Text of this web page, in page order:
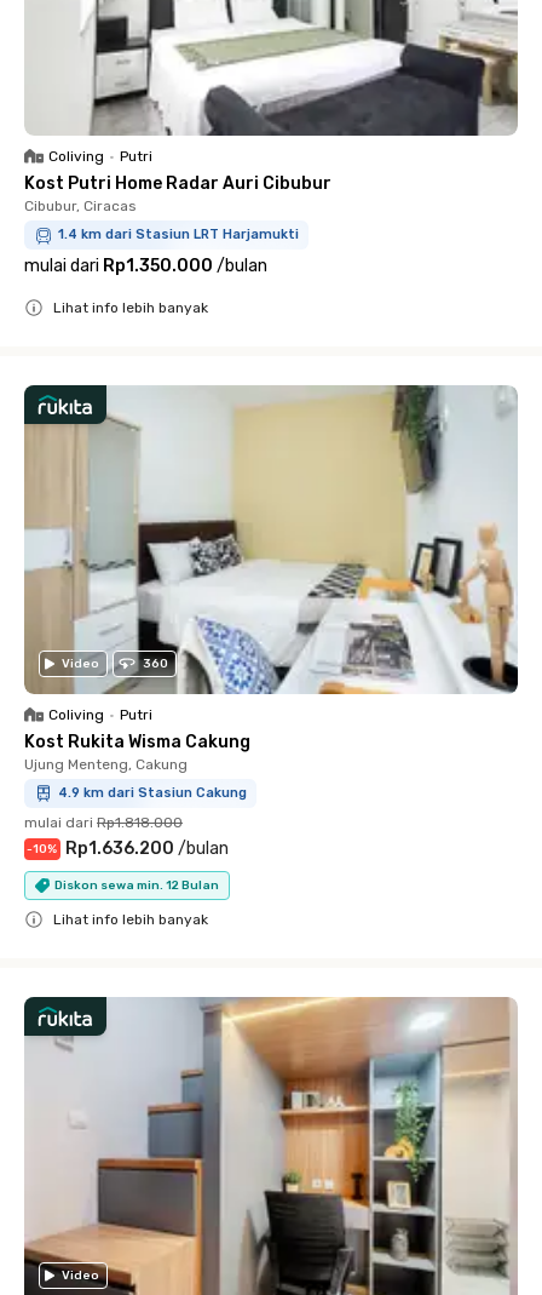
Coliving • Putri
Kost Putri Home Radar Auri Cibubur
Cibubur, Ciracas
1.4 km dari Stasiun LRT Harjamukti
mulai dari Rp1.350.000 /bulan
Lihat info lebih banyak
Video 360
Coliving • Putri
Kost Rukita Wisma Cakung
Ujung Menteng, Cakung
4.9 km dari Stasiun Cakung
mulai dari Rp1.818.000
-10% Rp1.636.200 /bulan
Diskon sewa min. 12 Bulan
Lihat info lebih banyak
Video